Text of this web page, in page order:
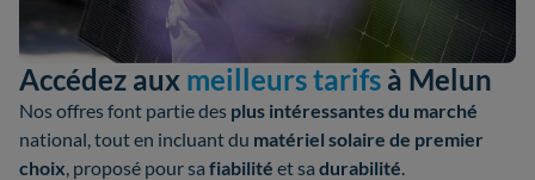
Accédez aux meilleurs tarifs à Melun
Nos offres font partie des plus intéressantes du marché
national, tout en incluant du matériel solaire de premier
choix, proposé pour sa fiabilité et sa durabilité.